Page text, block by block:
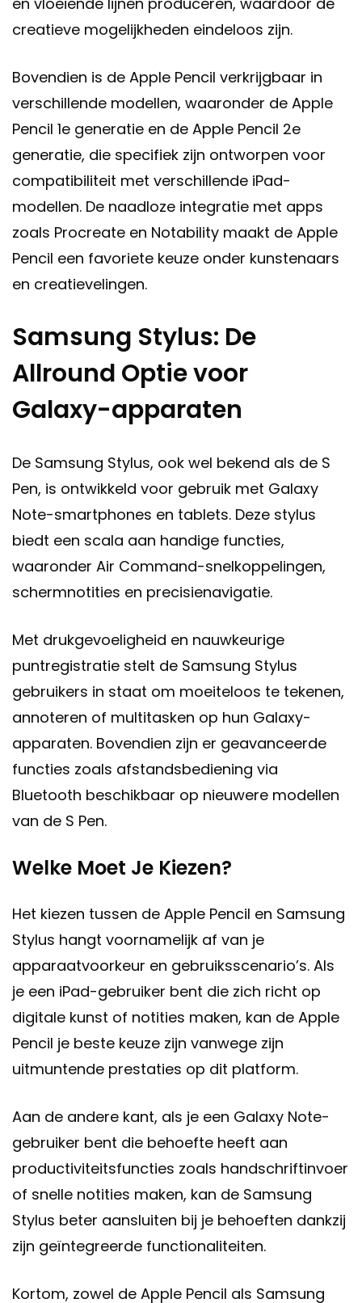
creatieve mogelijkheden eindeloos zijn.
Bovendien is de Apple Pencil verkrijgbaar in
verschillende modellen, waaronder de Apple
Pencil 1e generatie en de Apple Pencil 2e
generatie, die specifiek zijn ontworpen voor
compatibiliteit met verschillende iPad-
modellen. De naadloze integratie met apps
zoals Procreate en Notability maakt de Apple
Pencil een favoriete keuze onder kunstenaars
en creatievelingen.
Samsung Stylus: De
Allround Optie voor
Galaxy-apparaten
De Samsung Stylus, ook wel bekend als de S
Pen, is ontwikkeld voor gebruik met Galaxy
Note-smartphones en tablets. Deze stylus
biedt een scala aan handige functies,
waaronder Air Command-snelkoppelingen,
schermnotities en precisienavigatie.
Met drukgevoeligheid en nauwkeurige
puntregistratie stelt de Samsung Stylus
gebruikers in staat om moeiteloos te tekenen,
annoteren of multitasken op hun Galaxy-
apparaten. Bovendien zijn er geavanceerde
functies zoals afstandsbediening via
Bluetooth beschikbaar op nieuwere modellen
van de S Pen.
Welke Moet Je Kiezen?
Het kiezen tussen de Apple Pencil en Samsung
Stylus hangt voornamelijk af van je
apparaatvoorkeur en gebruiksscenario’s. Als
je een iPad-gebruiker bent die zich richt op
digitale kunst of notities maken, kan de Apple
Pencil je beste keuze zijn vanwege zijn
uitmuntende prestaties op dit platform.
Aan de andere kant, als je een Galaxy Note-
gebruiker bent die behoefte heeft aan
productiviteitsfuncties zoals handschriftinvoer
of snelle notities maken, kan de Samsung
Stylus beter aansluiten bij je behoeften dankzij
zijn geïntegreerde functionaliteiten.
Kortom, zowel de Apple Pencil als Samsung